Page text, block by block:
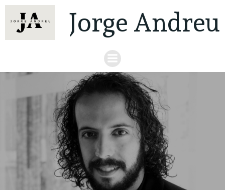
Jorge Andreu